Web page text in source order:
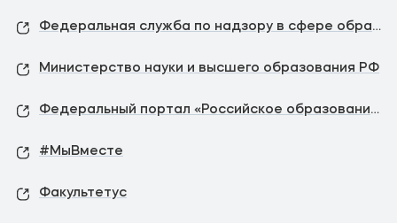
Федеральная служба по надзору в сфере образования и науки
Министерство науки и высшего образования РФ
Федеральный портал «Российское образование»
#МыВместе
Факультетус